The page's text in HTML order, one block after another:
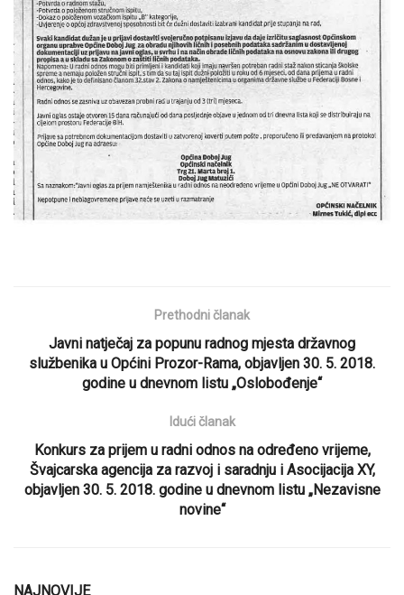
Prethodni članak
Javni natječaj za popunu radnog mjesta državnog
službenika u Općini Prozor-Rama, objavljen 30. 5. 2018.
godine u dnevnom listu „Oslobođenje“
Idući članak
Konkurs za prijem u radni odnos na određeno vrijeme,
Švajcarska agencija za razvoj i saradnju i Asocijacija XY,
objavljen 30. 5. 2018. godine u dnevnom listu „Nezavisne
novine“
NAJNOVIJE